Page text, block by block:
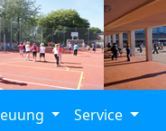
Service